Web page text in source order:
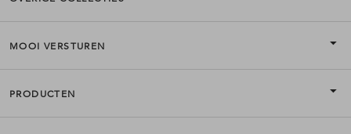
MOOI VERSTUREN
PRODUCTEN